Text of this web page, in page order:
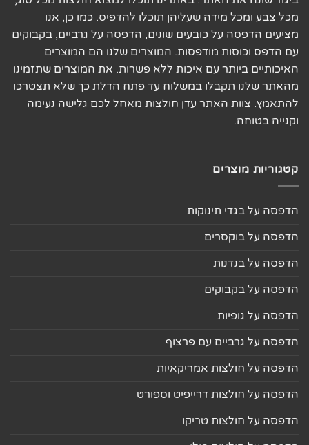
מכל צבע ומכל מידה שעליהן תוכלו להדפיס. כמו כן, אנו
מציעים הדפסה על כובעים שונים, הדפסה על גרביים, בקבוקים
עם הדפס וכוסות מודפסות. המוצרים שלנו הם המוצרים
האיכותיים ביותר עם איכות ללא פשרות. את המוצרים שתזמינו
מהאתר שלנו תקבלו במשלוח עד פתח הדלת כך שלא תצטרכו
להתאמץ. צוות האתר עדן חולצות מאחל לכם גלישה נעימה
וקנייה בטוחה.
קטגוריות מוצרים
הדפסה על בגדי תינוקות
הדפסה על בוקסרים
הדפסה על בנדנות
הדפסה על בקבוקים
הדפסה על גופיות
הדפסה על גרביים עם פרצוף
הדפסה על חולצות אמריקאיות
הדפסה על חולצות דרייפיט וספורט
הדפסה על חולצות טריקו